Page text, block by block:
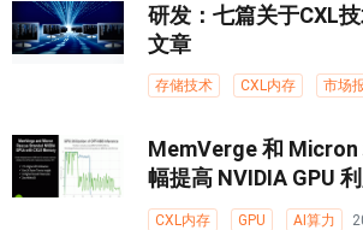
研发：七篇关于CXL
文章
存储技术 CXL内存 市场
MemVerge 和 Micron
幅提高 NVIDIA GPU
CXL内存 GPU AI算力